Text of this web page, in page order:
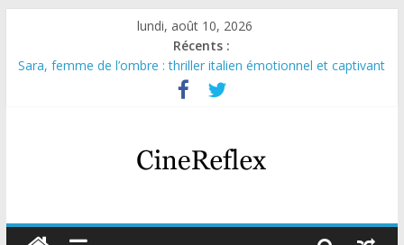
lundi, août 10, 2026
Récents :
Sara, femme de l’ombre : thriller italien émotionnel et captivant
Journal d’une fille larguée : nouvelle série suédoise sur Netflix
Aema : mini-série sur le tournage d’un film érotique devenu
Glass Heart : excellente série musicale avec Takeru Satō
Olympo, saison 1 : nouvelle série qui séduira les fans de